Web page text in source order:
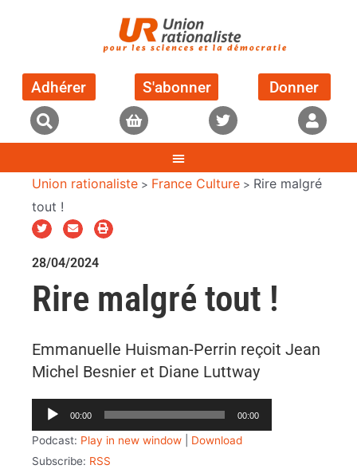
Adhérer S'abonner Donner
Union rationaliste > France Culture > Rire malgré
tout !
28/04/2024
Rire malgré tout !
Emmanuelle Huisman-Perrin reçoit Jean
Michel Besnier et Diane Luttway
Lecteur
audio
00:00 00:00
Podcast: Play in new window
Download
Subscribe: RSS